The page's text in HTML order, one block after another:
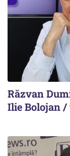
Răzvan
Ilie Bolojan /